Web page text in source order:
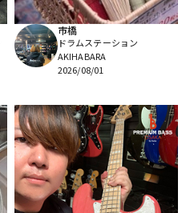
市橋
ドラムステーション
AKIHABARA
2026/08/01